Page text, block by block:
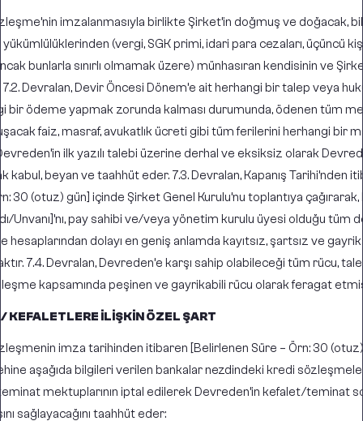
imzalanmasıyla birlikte Şirket’in doğmuş ve doğacak,
(vergi, SGK primi, idari para cezaları, üçüncü
bunlarla sınırlı olmamak üzere) münhasıran kendisinin ve
7.2. Devralan, Devir Öncesi Dönem’e ait herhangi bir talep veya
bir ödeme yapmak zorunda kalması durumunda, ödenen tüm
faiz, masraf, avukatlık ücreti gibi tüm ferilerini herhangi bir
ilk yazılı talebi üzerine derhal ve eksiksiz olarak
kabul, beyan ve taahhüt eder. 7.3. Devralan, Kapanış Tarihi’nden
30 (otuz) gün] içinde Şirket Genel Kurulu’nu toplantıya
Unvanı]’nı, pay sahibi ve/veya yönetim kurulu üyesi olduğu tüm
hesaplarından dolayı en geniş anlamda kayıtsız, şartsız ve
7.4. Devralan, Devreden’e karşı sahip olabileceği tüm rücu,
kapsamında peşinen ve gayrikabili rücu olarak feragat
KEFALETLERE İLİŞKİN ÖZEL ŞART
imza tarihinden itibaren [Belirlenen Süre – Örn: 30
aşağıda bilgileri verilen bankalar nezdindeki kredi
mektuplarının iptal edilerek Devreden’in kefalet/teminat
sağlayacağını taahhüt eder: